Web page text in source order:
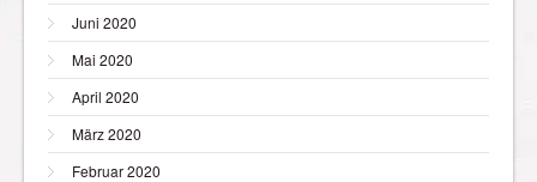
Juni 2020
Mai 2020
April 2020
März 2020
Februar 2020